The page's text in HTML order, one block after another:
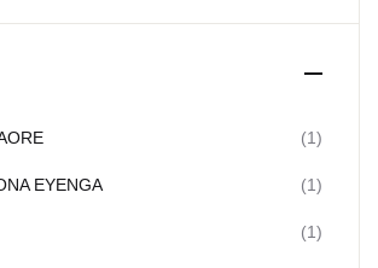
(1)
EYENGA (1)
(1)